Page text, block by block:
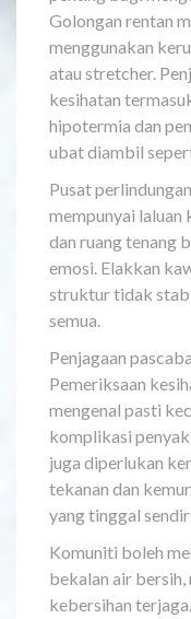
Golongan rentan
menggunakan
atau stretcher.
kesihatan
hipotermia dan
ubat diambil
Pusat
mempunyai laluan
dan ruang tenang
emosi. Elakkan
struktur tidak
semua.
Penjagaan
Pemeriksaan
mengenal pasti
komplikasi
juga diperlukan
tekanan dan
yang tinggal
Komuniti boleh
bekalan air bersih,
kebersihan